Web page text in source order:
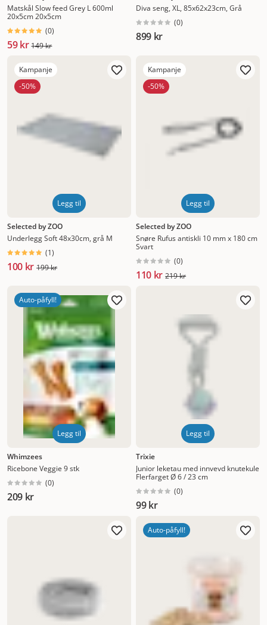
Matskål Slow feed Grey L 600ml
20x5cm 20x5cm
(0)
59 kr 149 kr
Diva seng, XL, 85x62x23cm, Grå
(0)
899 kr
Kampanje
-50%
Legg til
Selected by ZOO
Underlegg Soft 48x30cm, grå M
(1)
100 kr 199 kr
Kampanje
-50%
Legg til
Selected by ZOO
Snøre Rufus antiskli 10 mm x 180 cm
Svart
(0)
110 kr 219 kr
Auto-påfyll!
Legg til
Whimzees
Ricebone Veggie 9 stk
(0)
209 kr
Legg til
Trixie
Junior leketau med innvevd knutekule
Flerfarget Ø 6 / 23 cm
(0)
99 kr
Auto-påfyll!